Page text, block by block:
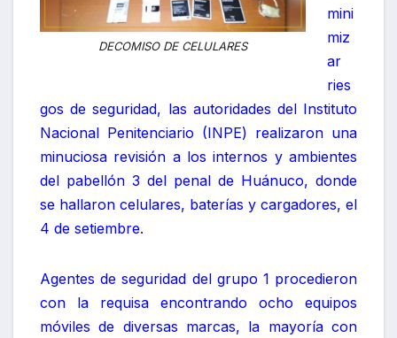
DECOMISO DE CELULARES
mini
miz
ar
ries
gos de seguridad, las autoridades del Instituto
Nacional Penitenciario (INPE) realizaron una
minuciosa revisión a los internos y ambientes
del pabellón 3 del penal de Huánuco, donde
se hallaron celulares, baterías y cargadores, el
4 de setiembre.
Agentes de seguridad del grupo 1 procedieron
con la requisa encontrando ocho equipos
móviles de diversas marcas, la mayoría con